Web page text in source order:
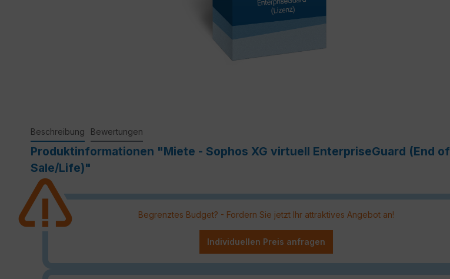
Beschreibung Bewertungen
Produktinformationen "Miete - Sophos XG virtuell EnterpriseGuard (End of
Sale/Life)"
Begrenztes Budget? - Fordern Sie jetzt Ihr attraktives Angebot an!
Individuellen Preis anfragen